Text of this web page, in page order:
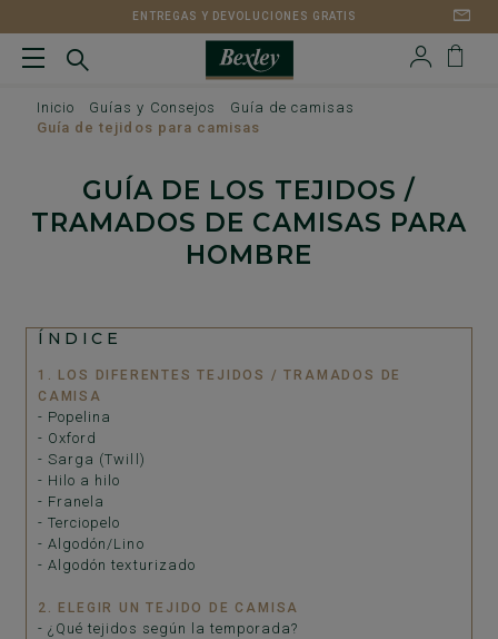
ENTREGAS Y DEVOLUCIONES GRATIS
Inicio Guías y Consejos
Guía de camisas
Guía de tejidos para camisas
GUÍA DE LOS TEJIDOS /
TRAMADOS DE CAMISAS PARA
HOMBRE
ÍNDICE
1. LOS DIFERENTES TEJIDOS / TRAMADOS DE
CAMISA
- Popelina
- Oxford
- Sarga (Twill)
- Hilo a hilo
- Franela
- Terciopelo
- Algodón/Lino
- Algodón texturizado
2. ELEGIR UN TEJIDO DE CAMISA
- ¿Qué tejidos según la temporada?